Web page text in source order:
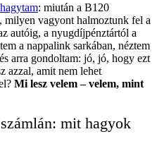
: miután a B120
milyen vagyont halmoztunk fel a
autóig, a nyugdíjpénztártól a
a nappalink sarkában, néztem
arra gondoltam: jó, jó, hogy ezt
azzal, amit nem lehet
Mi lesz velem – velem, mint
mit hagyok